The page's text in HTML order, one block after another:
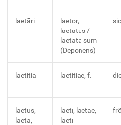
laetāri
laetor,
laetatus /
laetata sum
(Deponens)
laetitia laetitiae, f.
laetus,
laeta,
laetī, laetae,
laetī